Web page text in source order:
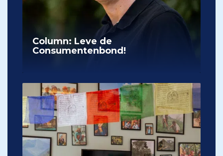
Column: Leve de
Consumentenbond!